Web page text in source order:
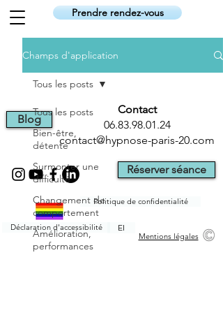
Prendre rendez-vous
Champs d'application
Tous les posts
Bien-être,
détente
Surmonter une
difficulté
Changement de
comportement
Amélioration,
performances
Tous les posts
Blog
Contact
06.83.98.01.24
contact@hypnose-paris-20.com
Réserver séance
Politique de confidentialité
Mentions légales
Déclaration d'accessibilité EI